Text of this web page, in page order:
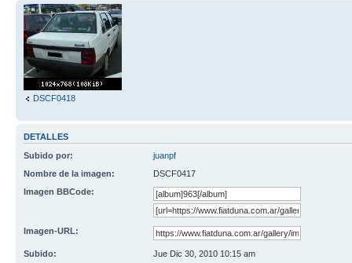
DSCF0418
DETALLES
Subido por:
juanpf
Nombre de la imagen:
DSCF0417
Imagen BBCode:
Imagen-URL:
Subido:
Jue Dic 30, 2010 10:15 am